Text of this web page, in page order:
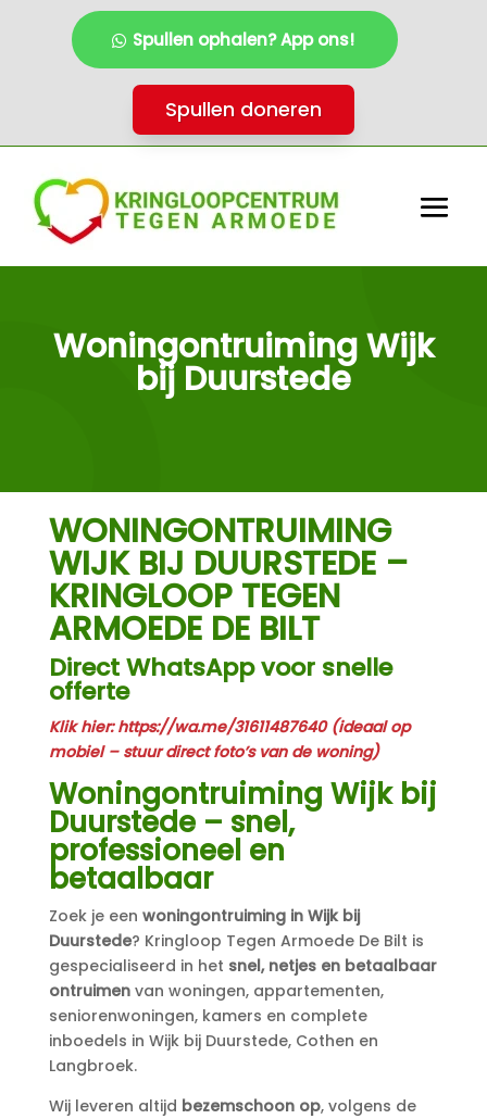
Spullen ophalen? App ons!
Spullen doneren
Woningontruiming Wijk
bij Duurstede
WONINGONTRUIMING
WIJK BIJ DUURSTEDE –
KRINGLOOP TEGEN
ARMOEDE DE BILT
Direct WhatsApp voor snelle
offerte
Klik hier: https://wa.me/31611487640(ideaal op
mobiel – stuur direct foto’s van de woning)
Woningontruiming Wijk bij
Duurstede – snel,
professioneel en
betaalbaar
Zoek je een woningontruiming in Wijk bij
Duurstede? Kringloop Tegen Armoede De Bilt is
gespecialiseerd in het snel, netjes en betaalbaar
ontruimenvan woningen, appartementen,
seniorenwoningen, kamers en complete
inboedels in Wijk bij Duurstede, Cothen en
Langbroek.
Wij leveren altijd bezemschoon op, volgens de